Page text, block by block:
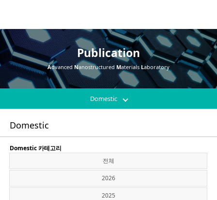
AdvancedNanostructured Materials Laboratory
Publication
Domestic
Domestic
Domestic 카테고리
전체
2026
2025